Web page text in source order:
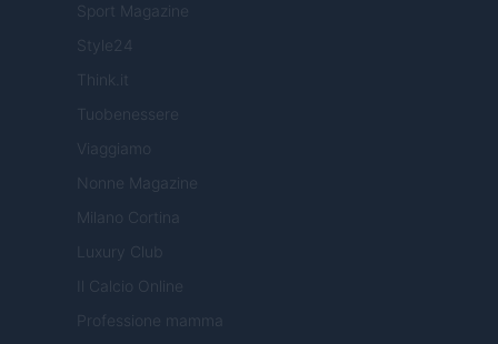
Sport Magazine
Style24
Think.it
Tuobenessere
Viaggiamo
Nonne Magazine
Milano Cortina
Luxury Club
Il Calcio Online
Professione mamma